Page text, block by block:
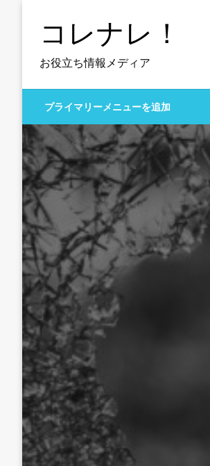
コレナレ！
お役立ち情報メディア
プライマリーメニューを追加